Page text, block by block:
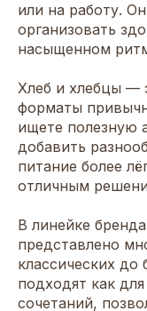
или на работу.
организовать
насыщенном
Хлеб и хлебцы —
форматы
ищете полезную
добавить
питание более
отличным
В линейке бренда
представлено
классических
подходят как
сочетаний,